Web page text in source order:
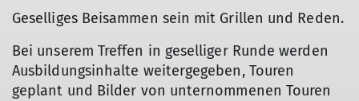
Geselliges Beisammen sein mit Grillen und Reden.
Bei unserem Treffen in geselliger Runde werden
Ausbildungsinhalte weitergegeben, Touren
geplant und Bilder von unternommenen Touren